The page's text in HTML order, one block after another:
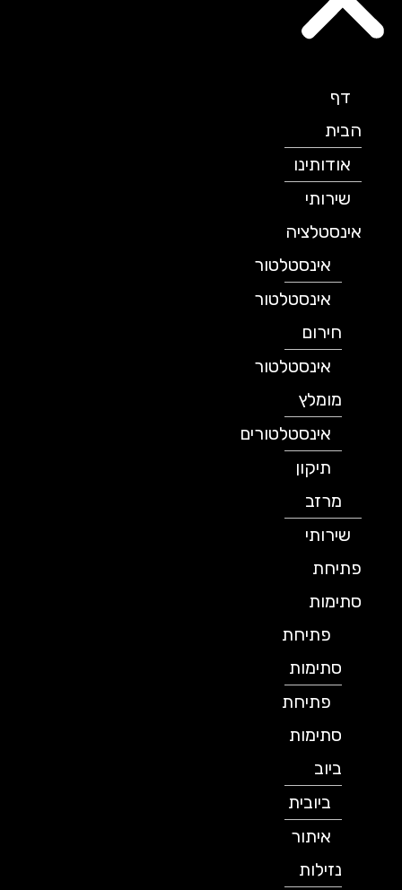
הבית
אודותינו
שירותי
אינסטלציה
אינסטלטור
אינסטלטור
חירום
אינסטלטור
מומלץ
אינסטלטורים
תיקון
מרזב
שירותי
פתיחת
סתימות
פתיחת
סתימות
פתיחת
סתימות
ביובית
איתור
נזילות